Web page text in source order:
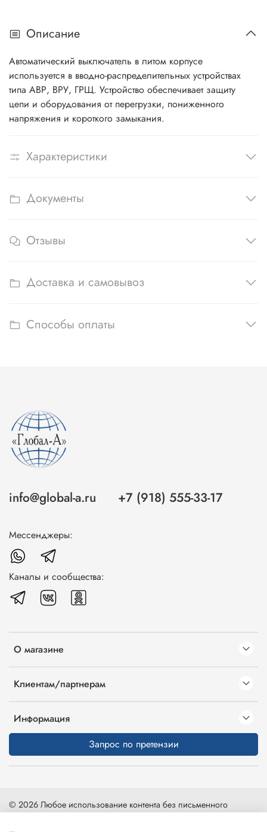
Описание
Автоматический выключатель в литом корпусе
используется в вводно-распределительных устройствах
типа АВР, ВРУ, ГРЩ. Устройство обеспечивает защиту
цепи и оборудования от перегрузки, пониженного
напряжения и короткого замыкания.
Характеристики
Документы
Отзывы
Доставка и самовывоз
Способы оплаты
О магазине
Клиентам/партнерам
Информация
Запрос по претензии
info@global-a.ru +7 (918) 555-33-17
Мессенджеры:
Каналы и сообщества:
© 2026 Любое использование контента без письменного